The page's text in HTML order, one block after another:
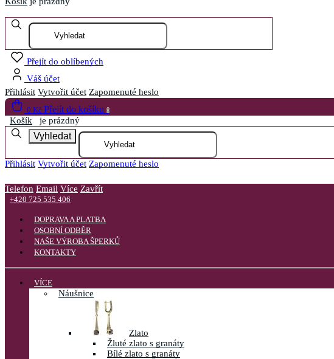
Přejít do oblíbených
Váš účet
Přihlásit Vytvořit účet Zapomenuté heslo
0 Kč Přejít do košíku 0
Košík je prázdný
Vyhledat
Přihlásit Vytvořit účet Zapomenuté heslo
Telefon Email Více Zavřít
+420 725 535 406
DOPRAVA A PLATBA
OSOBNÍ ODBĚR
NAŠE VÝROBA ŠPERKŮ
KONTAKTY
VÍCE
Náušnice
Zlato
Žluté zlato s granáty
Bílé zlato s granáty